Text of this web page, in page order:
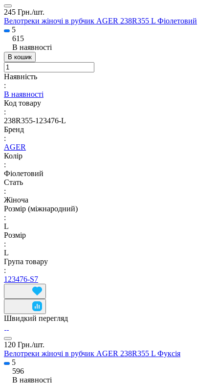
245 Грн./шт.
Велотреки жіночі в рубчик AGER 238R355 L Фіолетовий
5
615
В наявності
В кошик
Наявність
:
В наявності
Код товару
:
238R355-123476-L
Бренд
:
AGER
Колір
:
Фіолетовий
Стать
:
Жіноча
Розмір (міжнародний)
:
L
Розмір
:
L
Група товару
:
123476-S7
Швидкий перегляд
120 Грн./шт.
Велотреки жіночі в рубчик AGER 238R355 L Фуксія
5
596
В наявності